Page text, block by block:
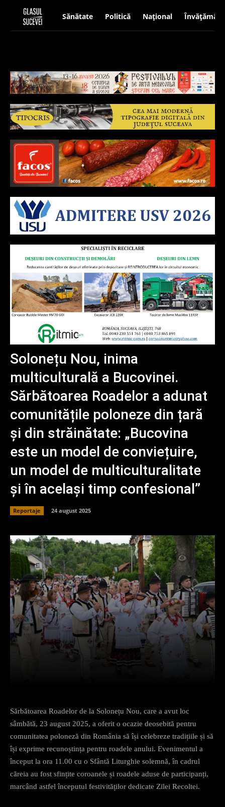
Sănătate Politică Național Învățământ
Solonețu Nou, inima
multiculturală a Bucovinei.
Sărbătoarea Roadelor a adunat
comunitățile poloneze din țară
și din străinătate: „Bucovina
este un model de conviețuire,
un model de multiculturalitate
și în același timp confesional”
Reportaje 24 august 2025
Sărbătoarea Roadelor de la Solonețu Nou, care a avut loc
sâmbătă, 23 august 2025, a oferit o ocazie deosebită pentru
comunitatea poloneză din România să își celebreze tradițiile și să
își exprime recunoștința pentru roadele anului. Evenimentul a
început la ora 11.00 cu o Sfântă Liturghie solemnă, în cadrul
căreia au fost sfințite coroanele și roadele aduse de participanți,
marcând astfel începutul festivităților dedicate Zilei Recoltei.